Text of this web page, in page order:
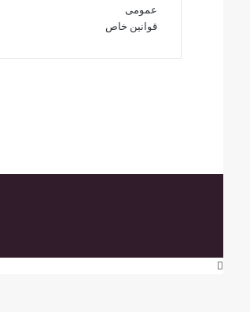
عمومی
قوانین خاص
دکمه